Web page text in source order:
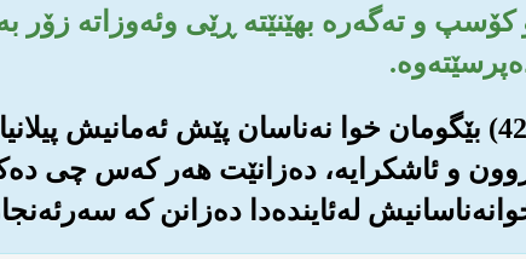
کۆسپ و ته‌گه‌ره بهێنێته ڕێی وئه‌وزاته زۆر
(42) بێگومان خوا نه‌ناسان پێش ئه‌مانیش
و ئاشکرایه‌، ده‌زانێت هه‌ر که‌س چی
له‌ئاینده‌دا ده‌زانن که